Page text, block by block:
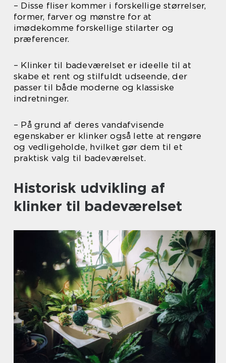
– Disse fliser kommer i forskellige størrelser,
former, farver og mønstre for at
imødekomme forskellige stilarter og
præferencer.
– Klinker til badeværelset er ideelle til at
skabe et rent og stilfuldt udseende, der
passer til både moderne og klassiske
indretninger.
– På grund af deres vandafvisende
egenskaber er klinker også lette at rengøre
og vedligeholde, hvilket gør dem til et
praktisk valg til badeværelset.
Historisk udvikling af
klinker til badeværelset